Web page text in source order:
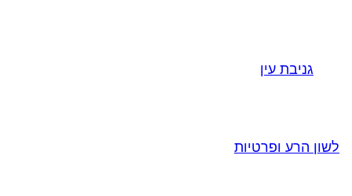
גניבת עין
לשון הרע ופרטיות